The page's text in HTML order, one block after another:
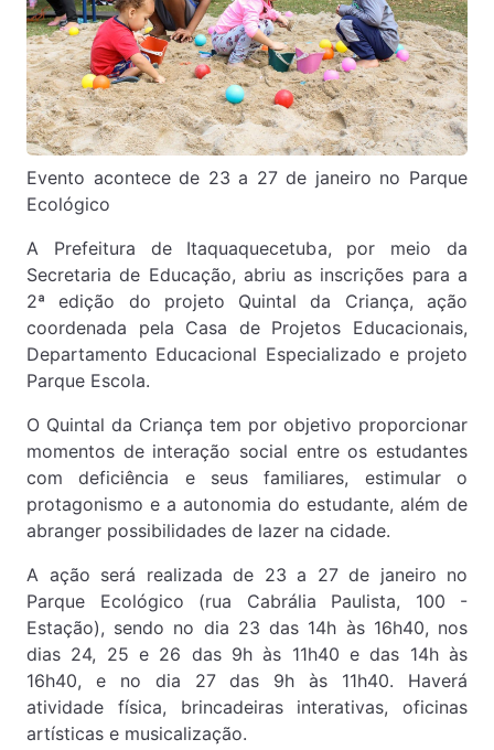
Evento acontece de 23 a 27 de janeiro no Parque
Ecológico
A Prefeitura de Itaquaquecetuba, por meio da
Secretaria de Educação, abriu as inscrições para a
2ª edição do projeto Quintal da Criança, ação
coordenada pela Casa de Projetos Educacionais,
Departamento Educacional Especializado e projeto
Parque Escola.
O Quintal da Criança tem por objetivo proporcionar
momentos de interação social entre os estudantes
com deficiência e seus familiares, estimular o
protagonismo e a autonomia do estudante, além de
abranger possibilidades de lazer na cidade.
A ação será realizada de 23 a 27 de janeiro no
Parque Ecológico (rua Cabrália Paulista, 100 -
Estação), sendo no dia 23 das 14h às 16h40, nos
dias 24, 25 e 26 das 9h às 11h40 e das 14h às
16h40, e no dia 27 das 9h às 11h40. Haverá
atividade física, brincadeiras interativas, oficinas
artísticas e musicalização.